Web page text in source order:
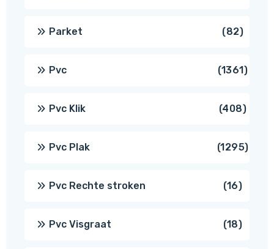
Parket 8282
Pvc 13611361
Pvc Klik 408408
Pvc Plak 12951295
Pvc Rechte stroken 1616
Pvc Visgraat 1818